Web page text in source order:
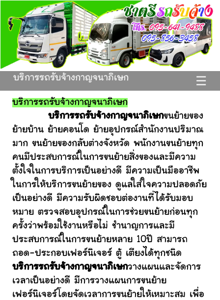
☰
บริการรถรับจ้างกาญจนาภิเษก
บริการรถรับจ้างกาญจนาภิเษก
บริการรถรับจ้างกาญจนาภิเษกขนย้ายของ
ย้ายบ้าน ย้ายคอนโด ย้ายอุปกรณ์สำนักงานปริมาณ
มาก ขนย้ายของกลับต่างจังหวัด พนักงานขนย้ายทุก
คนมีประสบการณ์ในการขนย้ายสิ่งของและมีความ
ตั้งใจในการบริการเป็นอย่างดี มีความเป็นมืออาชีพ
ในการให้บริการขนย้ายของ ดูแลใส่ใจความปลอดภัย
เป็นอย่างดี มีความรับผิดชอบต่องานที่ได้รับมอบ
หมาย ตรวจสอบอุปกรณ์ในการช่วยขนย้ายก่อนทุก
ครั้งว่าพร้อมใช้งานหรือไม่ ชำนาญการและมี
ประสบการณ์ในการขนย้ายหลาย 10ปี สามารถ
ถอด-ประกอบเฟอร์นิเจอร์ ตู้ เตียงได้ทุกชนิด
บริการรถรับจ้างกาญจนาภิเษกวางแผนและจัดการ
เวลาเป็นอย่างดี มีการวางแผนการขนย้าย
เฟอร์นิเจอร์โดยจัดเวลาการขนย้ายให้เหมาะสม เพื่อ